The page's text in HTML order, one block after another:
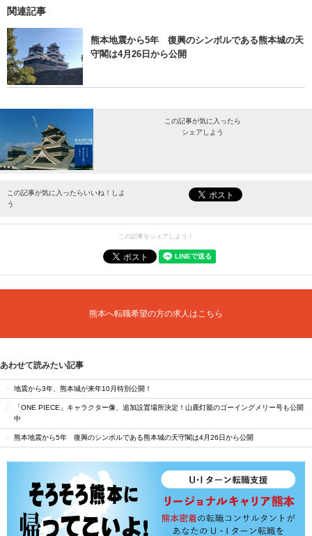
関連記事
熊本地震から5年 復興のシンボルである熊本城の天
守閣は4月26日から公開
この記事が気に入ったら
シェアしよう
最新情報をお届けします。
この記事が気に入ったらいいね！しよ
う
この記事をシェアしよう！
熊本へ転職希望の方の求人はこちら
あわせて読みたい記事
地震から3年、熊本城が来年10月特別公開！
「ONE PIECE」キャラクター像、追加設置場所決定！山鹿灯籠のゴーイングメリー号も公開
中
熊本地震から5年 復興のシンボルである熊本城の天守閣は4月26日から公開